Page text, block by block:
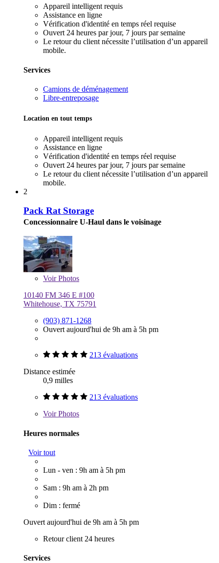
Appareil intelligent requis
Assistance en ligne
Vérification d'identité en temps réel requise
Ouvert 24 heures par jour, 7 jours par semaine
Le retour du client nécessite l’utilisation d’un appareil
mobile.
Services
Camions de déménagement
Libre-entreposage
Location en tout temps
Appareil intelligent requis
Assistance en ligne
Vérification d'identité en temps réel requise
Ouvert 24 heures par jour, 7 jours par semaine
Le retour du client nécessite l’utilisation d’un appareil
mobile.
2
Pack Rat Storage
Concessionnaire U-Haul dans le voisinage
VoirPhotos
10140 FM 346 E #100
Whitehouse, TX 75791
(903) 871-1268
Ouvert aujourd'hui de 9h am à 5h pm
213 évaluations
Distance estimée
0,9 milles
213 évaluations
VoirPhotos
Heures normales
Voir tout
Lun - ven : 9h am à 5h pm
Sam : 9h am à 2h pm
Dim : fermé
Ouvert aujourd'hui de 9h am à 5h pm
Retour client 24 heures
Services